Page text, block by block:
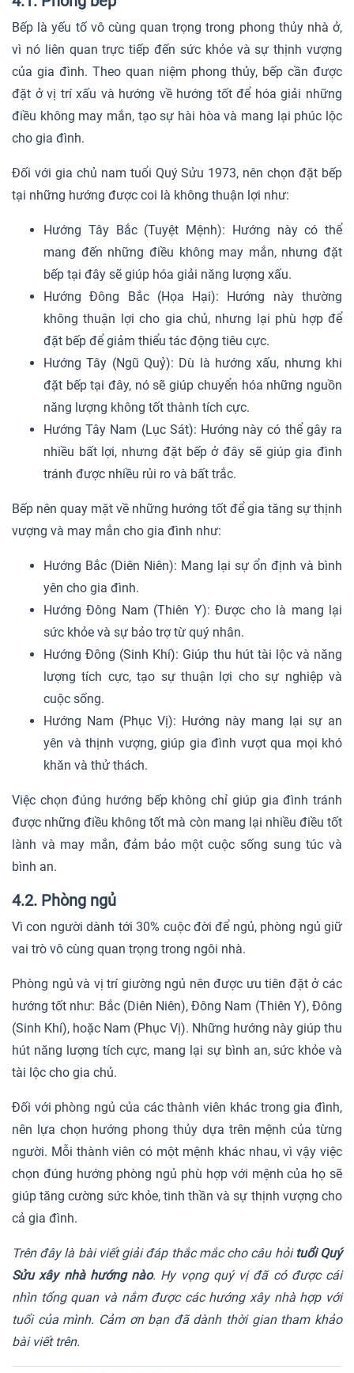
Bếp là yếu tố vô cùng quan trọng trong phong thủy nhà ở,
vì nó liên quan trực tiếp đến sức khỏe và sự thịnh vượng
của gia đình. Theo quan niệm phong thủy, bếp cần được
đặt ở vị trí xấu và hướng về hướng tốt để hóa giải những
điều không may mắn, tạo sự hài hòa và mang lại phúc lộc
cho gia đình.
Đối với gia chủ nam tuổi Quý Sửu 1973, nên chọn đặt bếp
tại những hướng được coi là không thuận lợi như:
Hướng Tây Bắc (Tuyệt Mệnh): Hướng này có thể
mang đến những điều không may mắn, nhưng đặt
bếp tại đây sẽ giúp hóa giải năng lượng xấu.
Hướng Đông Bắc (Họa Hại): Hướng này thường
không thuận lợi cho gia chủ, nhưng lại phù hợp để
đặt bếp để giảm thiểu tác động tiêu cực.
Hướng Tây (Ngũ Quỷ): Dù là hướng xấu, nhưng khi
đặt bếp tại đây, nó sẽ giúp chuyển hóa những nguồn
năng lượng không tốt thành tích cực.
Hướng Tây Nam (Lục Sát): Hướng này có thể gây ra
nhiều bất lợi, nhưng đặt bếp ở đây sẽ giúp gia đình
tránh được nhiều rủi ro và bất trắc.
Bếp nên quay mặt về những hướng tốt để gia tăng sự thịnh
vượng và may mắn cho gia đình như:
Hướng Bắc (Diên Niên): Mang lại sự ổn định và bình
yên cho gia đình.
Hướng Đông Nam (Thiên Y): Được cho là mang lại
sức khỏe và sự bảo trợ từ quý nhân.
Hướng Đông (Sinh Khí): Giúp thu hút tài lộc và năng
lượng tích cực, tạo sự thuận lợi cho sự nghiệp và
cuộc sống.
Hướng Nam (Phục Vị): Hướng này mang lại sự an
yên và thịnh vượng, giúp gia đình vượt qua mọi khó
khăn và thử thách.
Việc chọn đúng hướng bếp không chỉ giúp gia đình tránh
được những điều không tốt mà còn mang lại nhiều điều tốt
lành và may mắn, đảm bảo một cuộc sống sung túc và
bình an.
4.2. Phòng ngủ
Vì con người dành tới 30% cuộc đời để ngủ, phòng ngủ giữ
vai trò vô cùng quan trọng trong ngôi nhà.
Phòng ngủ và vị trí giường ngủ nên được ưu tiên đặt ở các
hướng tốt như: Bắc (Diên Niên), Đông Nam (Thiên Y), Đông
(Sinh Khí), hoặc Nam (Phục Vị). Những hướng này giúp thu
hút năng lượng tích cực, mang lại sự bình an, sức khỏe và
tài lộc cho gia chủ.
Đối với phòng ngủ của các thành viên khác trong gia đình,
nên lựa chọn hướng phong thủy dựa trên mệnh của từng
người. Mỗi thành viên có một mệnh khác nhau, vì vậy việc
chọn đúng hướng phòng ngủ phù hợp với mệnh của họ sẽ
giúp tăng cường sức khỏe, tinh thần và sự thịnh vượng cho
cả gia đình.
Trên đây là bài viết giải đáp thắc mắc cho câu hỏituổi Quý
Sửu xây nhà hướng nào. Hy vọng quý vị đã có được cái
nhìn tổng quan và nắm được các hướng xây nhà hợp với
tuổi của mình. Cảm ơn bạn đã dành thời gian tham khảo
bài viết trên.